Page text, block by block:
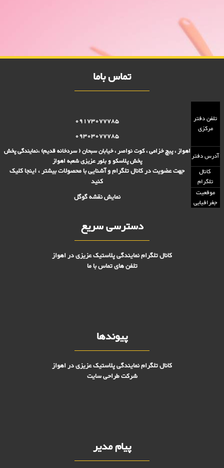
5000 فروش
تماس باما
تلفن دفتر
مرکزی
09173077785
09303077785
آدرس دفتراهواز ، پیچ خزامی ، کوت نواصر ، خیابان سبحان ( سردخانه قدیم) ،نمایندگی پخش
پخش پلاسکو و بلور عزیزی شعبه اهواز
کانال
تلگرام
جهت عضویت در کانال تلگرام و آشنایی با محصولات بیشتر ، اینجا کلیک
کنید
موقعیت
جغرافیایی
نمایش نقشه گوگل
دسترسی سریع
کانال تلگرام نمایندگی پلاستیک عزیزی در اهواز
تلفن های تماس با ما
پیوندها
کانال تلگرام نمایندگی پلاستیک عزیزی در اهواز
شرکت طراحی سایت
پیام مدیر